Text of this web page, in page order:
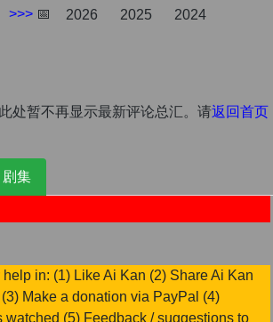
>>> 📅 2026 2025 2024
处暂不再显示最新评论总汇。请返回首页
剧集
in: (1) Like Ai Kan (2) Share Ai Kan
Make a donation via PayPal (4)
watched (5) Feedback / suggestions to